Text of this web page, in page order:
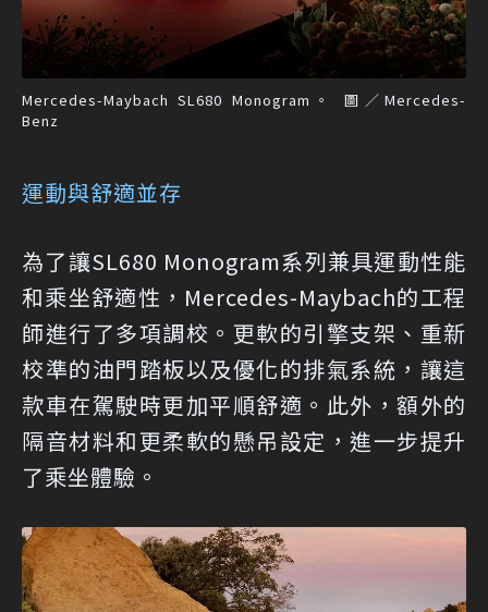
Mercedes-Maybach SL680 Monogram。 圖／Mercedes-
Benz
運動與舒適並存
為了讓SL680 Monogram系列兼具運動性能
和乘坐舒適性，Mercedes-Maybach的工程
師進行了多項調校。更軟的引擎支架、重新
校準的油門踏板以及優化的排氣系統，讓這
款車在駕駛時更加平順舒適。此外，額外的
隔音材料和更柔軟的懸吊設定，進一步提升
了乘坐體驗。